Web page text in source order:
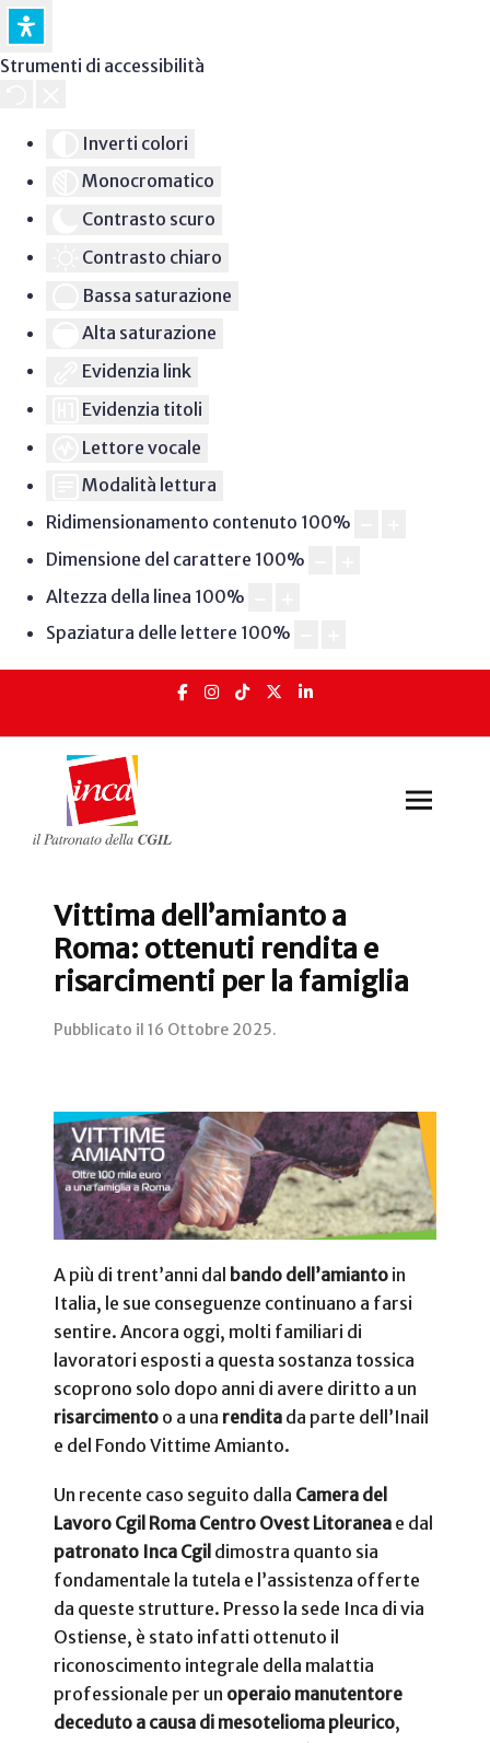
Strumenti di accessibilità
Inverti colori
Monocromatico
Contrasto scuro
Contrasto chiaro
Bassa saturazione
Alta saturazione
Evidenzia link
Evidenzia titoli
Lettore vocale
Modalità lettura
Ridimensionamento contenuto 100%
Dimensione del carattere 100%
Altezza della linea 100%
Spaziatura delle lettere 100%
Vittima dell’amianto a
Roma: ottenuti rendita e
risarcimenti per la famiglia
Pubblicato il 16 Ottobre 2025.
A più di trent’anni dal bando dell’amianto in
Italia, le sue conseguenze continuano a farsi
sentire. Ancora oggi, molti familiari di
lavoratori esposti a questa sostanza tossica
scoprono solo dopo anni di avere diritto a un
risarcimento o a una rendita da parte dell’Inail
e del Fondo Vittime Amianto.
Un recente caso seguito dalla Camera del
Lavoro Cgil Roma Centro Ovest Litoranea e dal
patronato Inca Cgil dimostra quanto sia
fondamentale la tutela e l’assistenza offerte
da queste strutture. Presso la sede Inca di via
Ostiense, è stato infatti ottenuto il
riconoscimento integrale della malattia
professionale per un operaio manutentore
deceduto a causa di mesotelioma pleurico,